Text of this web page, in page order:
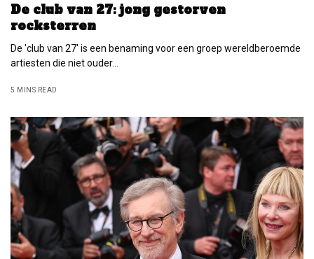
De club van 27: jong gestorven
rocksterren
De 'club van 27' is een benaming voor een groep wereldberoemde
artiesten die niet ouder…
5 MINS READ